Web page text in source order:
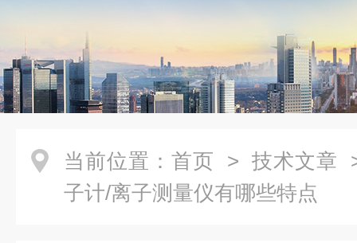
当前位置： 首页 > 技术文章
子计/离子测量仪有哪些特点